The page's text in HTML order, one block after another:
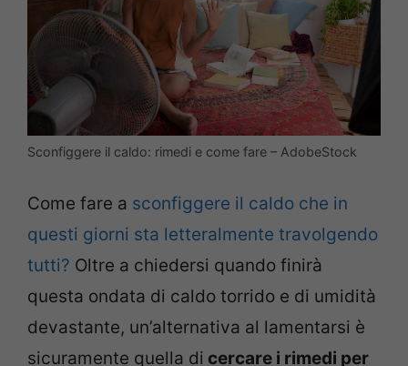
Sconfiggere il caldo: rimedi e come fare – AdobeStock
Come fare a sconfiggere il caldo che in
questi giorni sta letteralmente travolgendo
tutti? Oltre a chiedersi quando finirà
questa ondata di caldo torrido e di umidità
devastante, un’alternativa al lamentarsi è
sicuramente quella di cercare i rimedi per